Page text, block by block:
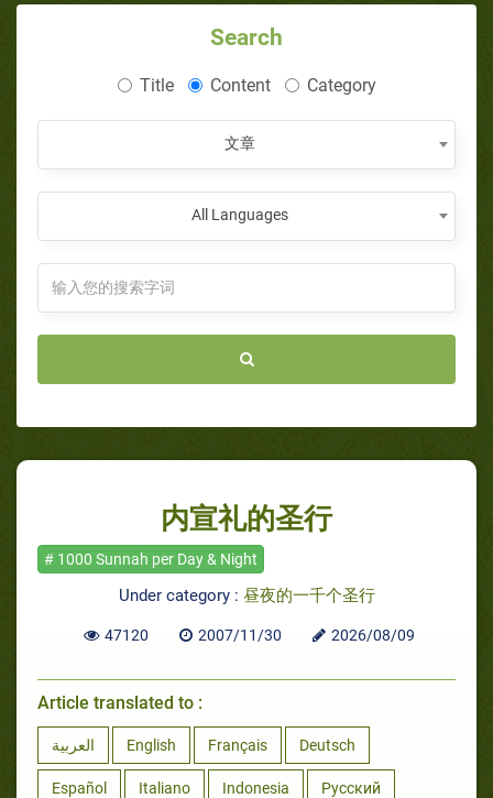
Search
Title Content Category
文章
All Languages
内宣礼的圣行
# 1000 Sunnah per Day & Night
Under category : 昼夜的一千个圣行
47120 2007/11/30 2026/08/09
Article translated to :
العربية English Français Deutsch
Español Italiano Indonesia Русский